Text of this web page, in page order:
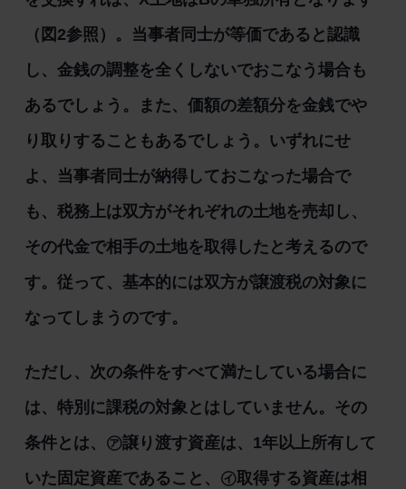
（図2参照）。当事者同士が等価であると認識
し、金銭の調整を全くしないでおこなう場合も
あるでしょう。また、価額の差額分を金銭でや
り取りすることもあるでしょう。いずれにせ
よ、当事者同士が納得しておこなった場合で
も、税務上は双方がそれぞれの土地を売却し、
その代金で相手の土地を取得したと考えるので
す。従って、基本的には双方が譲渡税の対象に
なってしまうのです。
ただし、次の条件をすべて満たしている場合に
は、特別に課税の対象とはしていません。その
条件とは、㋐譲り渡す資産は、1年以上所有して
いた固定資産であること、㋑取得する資産は相